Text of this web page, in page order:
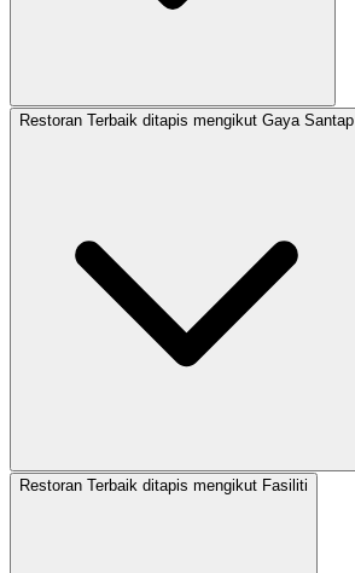
Restoran Terbaik ditapis mengikut Gaya Santap
Restoran Terbaik ditapis mengikut Fasiliti